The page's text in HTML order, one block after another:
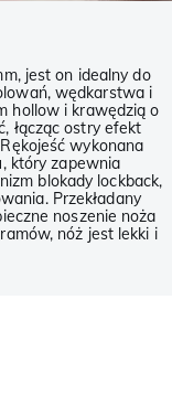
jest on idealny do
wędkarstwa i
hollow i krawędzią o
łącząc ostry efekt
wykonana
który zapewnia
blokady lockback,
Przekładany
noszenie noża
nóż jest lekki i